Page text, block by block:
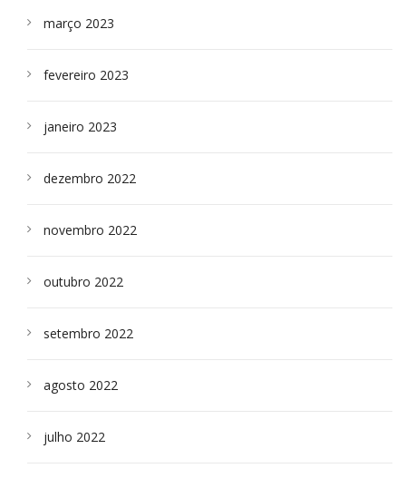
março 2023
fevereiro 2023
janeiro 2023
dezembro 2022
novembro 2022
outubro 2022
setembro 2022
agosto 2022
julho 2022